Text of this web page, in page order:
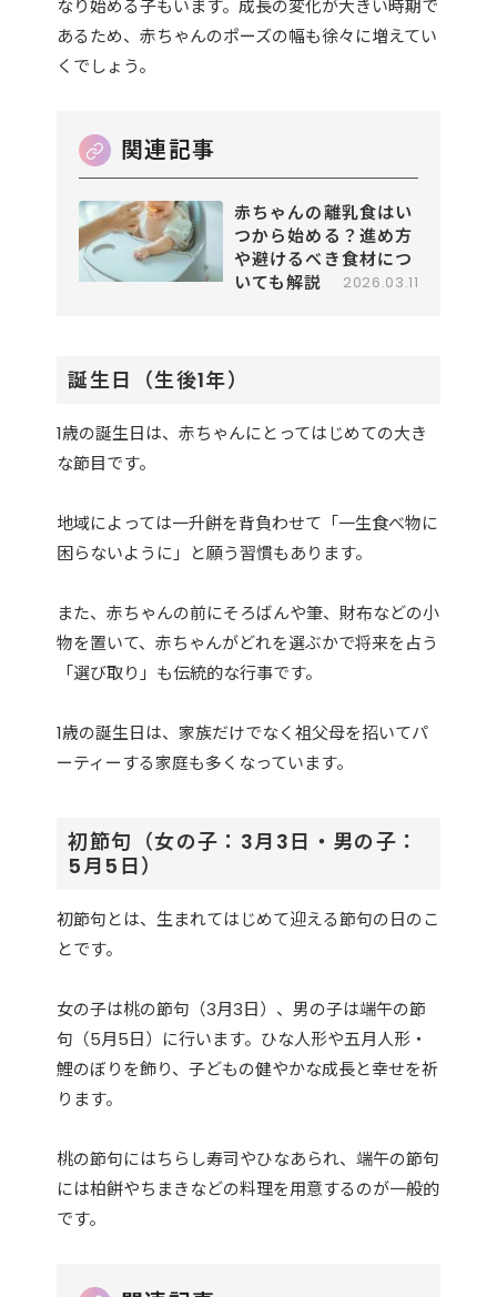
なり始める子もいます。成長の変化が大きい時期で
あるため、赤ちゃんのポーズの幅も徐々に増えてい
くでしょう。
赤ちゃんの離乳食はい
つから始める？進め方
や避けるべき食材につ
いても解説
2026.03.11
誕生日（生後1年）
1歳の誕生日は、赤ちゃんにとってはじめての大き
な節目です。
地域によっては一升餅を背負わせて「一生食べ物に
困らないように」と願う習慣もあります。
また、赤ちゃんの前にそろばんや筆、財布などの小
物を置いて、赤ちゃんがどれを選ぶかで将来を占う
「選び取り」も伝統的な行事です。
1歳の誕生日は、家族だけでなく祖父母を招いてパ
ーティーする家庭も多くなっています。
初節句（女の子：3月3日・男の子：
5月5日）
初節句とは、生まれてはじめて迎える節句の日のこ
とです。
女の子は桃の節句（3月3日）、男の子は端午の節
句（5月5日）に行います。ひな人形や五月人形・
鯉のぼりを飾り、子どもの健やかな成長と幸せを祈
ります。
桃の節句にはちらし寿司やひなあられ、端午の節句
には柏餅やちまきなどの料理を用意するのが一般的
です。